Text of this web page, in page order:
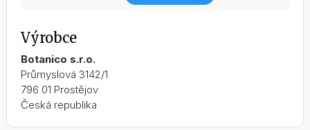
Výrobce
Botanico s.r.o.
Průmyslová 3142/1
796 01 Prostějov
Česká republika